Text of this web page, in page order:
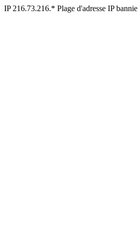
IP 216.73.216.* Plage d'adresse IP bannie